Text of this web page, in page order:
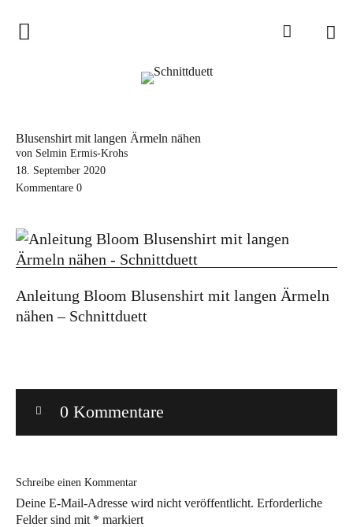
Home
Schnittduett Magazin
Sewalong
Tipps zur Schnittanpassung
Bye!
Blusenshirt mit langen Ärmeln nähen
von Selmin Ermis-Krohs
18. September 2020
Kommentare 0
Anleitung Bloom Blusenshirt mit langen Ärmeln
nähen – Schnittduett
0 Kommentare
Schreibe einen Kommentar
Deine E-Mail-Adresse wird nicht veröffentlicht. Erforderliche
Felder sind mit * markiert